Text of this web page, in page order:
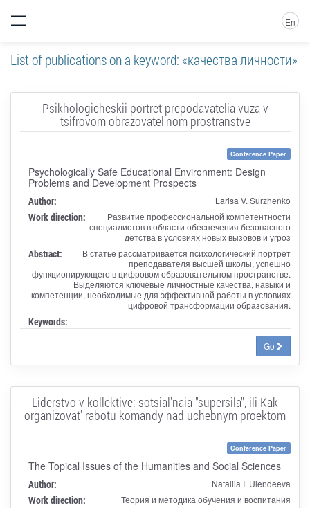
En
List of publications on a keyword: «качества личности»
Psikhologicheskii portret prepodavatelia vuza v
tsifrovom obrazovatel'nom prostranstve
Conference Paper
Psychologically Safe Educational Environment: Design
Problems and Development Prospects
Author: Larisa V. Surzhenko
Work direction:
Развитие профессиональной компетентности
специалистов в области обеспечения безопасного
детства в условиях новых вызовов и угроз
Abstract:
В статье рассматривается психологический портрет
преподавателя высшей школы, успешно
функционирующего в цифровом образовательном пространстве.
Выделяются ключевые личностные качества, навыки и
компетенции, необходимые для эффективной работы в условиях
цифровой трансформации образования.
Keywords:
Go
Liderstvo v kollektive: sotsial'naia "supersila", ili Kak
organizovat' rabotu komandy nad uchebnym proektom
Conference Paper
The Topical Issues of the Humanities and Social Sciences
Author: Nataliia I. Ulendeeva
Work direction: Теория и методика обучения и воспитания